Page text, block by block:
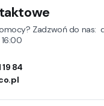
Zadzwoń do nas:
19 84